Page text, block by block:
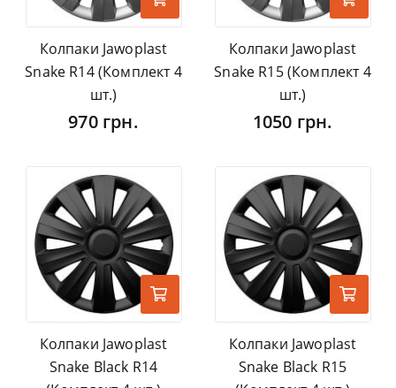
Колпаки Jawoplast
Snake R14 (Комплект 4
шт.)
970 грн.
Колпаки Jawoplast
Snake R15 (Комплект 4
шт.)
1050 грн.
Колпаки Jawoplast
Snake Black R14
Колпаки Jawoplast
Snake Black R15